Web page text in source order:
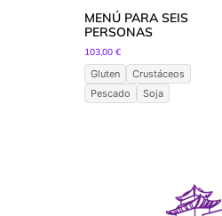
MENÚ PARA SEIS
PERSONAS
103,00 €
Gluten
Crustáceos
Pescado
Soja